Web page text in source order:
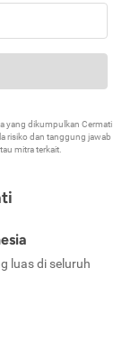
yang dikumpulkan Cermati
risiko dan tanggung jawab
mitra terkait.
luas di seluruh